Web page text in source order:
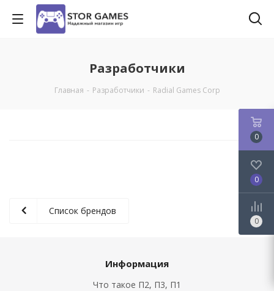
Разработчики
Главная - Разработчики - Radial Games Corp
Список брендов
Информация
Что такое П2, П3, П1
0
0
0